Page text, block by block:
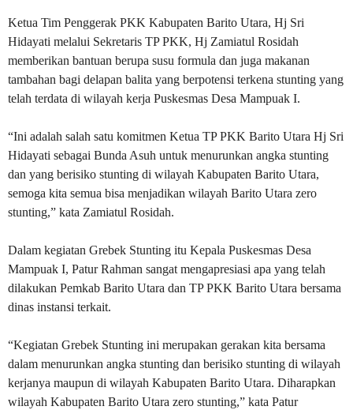
Ketua Tim Penggerak PKK Kabupaten Barito Utara, Hj Sri
Hidayati melalui Sekretaris TP PKK, Hj Zamiatul Rosidah
memberikan bantuan berupa susu formula dan juga makanan
tambahan bagi delapan balita yang berpotensi terkena stunting yang
telah terdata di wilayah kerja Puskesmas Desa Mampuak I.
“Ini adalah salah satu komitmen Ketua TP PKK Barito Utara Hj Sri
Hidayati sebagai Bunda Asuh untuk menurunkan angka stunting
dan yang berisiko stunting di wilayah Kabupaten Barito Utara,
semoga kita semua bisa menjadikan wilayah Barito Utara zero
stunting,” kata Zamiatul Rosidah.
Dalam kegiatan Grebek Stunting itu Kepala Puskesmas Desa
Mampuak I, Patur Rahman sangat mengapresiasi apa yang telah
dilakukan Pemkab Barito Utara dan TP PKK Barito Utara bersama
dinas instansi terkait.
“Kegiatan Grebek Stunting ini merupakan gerakan kita bersama
dalam menurunkan angka stunting dan berisiko stunting di wilayah
kerjanya maupun di wilayah Kabupaten Barito Utara. Diharapkan
wilayah Kabupaten Barito Utara zero stunting,” kata Patur